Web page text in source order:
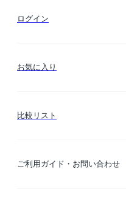
ログイン
お気に入り
比較リスト
ご利用ガイド・お問い合わせ